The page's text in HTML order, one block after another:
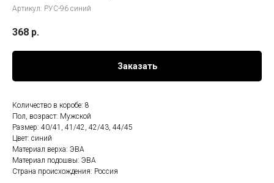
Артикул: РУС-96 синий
368 р.
Заказать
Количество в коробе: 8
Пол, возраст: Мужской
Размер: 40/41, 41/42, 42/43, 44/45
Цвет: синий
Материал верха: ЭВА
Материал подошвы: ЭВА
Страна происхождения: Россия